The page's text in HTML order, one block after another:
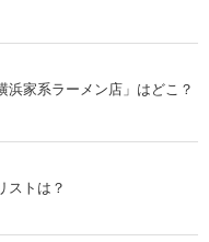
浜家系ラーメン店」はどこ？
ストは？